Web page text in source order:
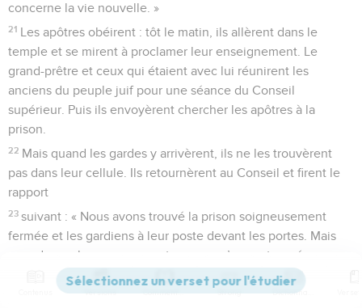
concerne la vie nouvelle. »
21 Les apôtres obéirent : tôt le matin, ils allèrent dans le
temple et se mirent à proclamer leur enseignement. Le
grand-prêtre et ceux qui étaient avec lui réunirent les
anciens du peuple juif pour une séance du Conseil
supérieur. Puis ils envoyèrent chercher les apôtres à la
prison.
22 Mais quand les gardes y arrivèrent, ils ne les trouvèrent
pas dans leur cellule. Ils retournèrent au Conseil et firent le
rapport
23 suivant : « Nous avons trouvé la prison soigneusement
fermée et les gardiens à leur poste devant les portes. Mais
quand nous les avons ouvertes, nous n’avons trouvé
personne à l’intérieur. »
Versions Commentaires Strong